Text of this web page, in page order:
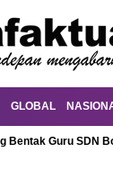
GLOBAL
Bentak Guru SDN